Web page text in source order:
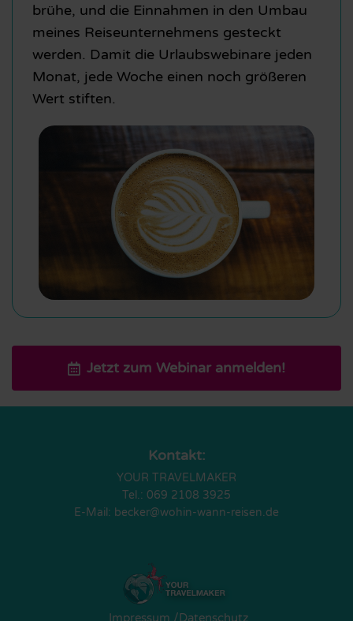
brühe, und die Einnahmen in den Umbau
meines Reiseunternehmens gesteckt
werden. Damit die Urlaubswebinare jeden
Monat, jede Woche einen noch größeren
Wert stiften.
Jetzt zum Webinar anmelden!
Kontakt:
YOUR TRAVELMAKER
Tel.: 069 2108 3925
E-Mail: becker@wohin-wann-reisen.de
Impressum /Datenschutz